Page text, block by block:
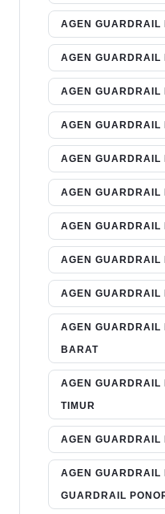
AGEN GUARDRAIL
AGEN GUARDRAIL
AGEN GUARDRAIL
AGEN GUARDRAIL
AGEN GUARDRAIL
AGEN GUARDRAIL
AGEN GUARDRAIL
AGEN GUARDRAIL
AGEN GUARDRAIL
AGEN GUARDRAIL
BARAT
AGEN GUARDRAIL
TIMUR
AGEN GUARDRAIL
AGEN GUARDRAIL
GUARDRAIL